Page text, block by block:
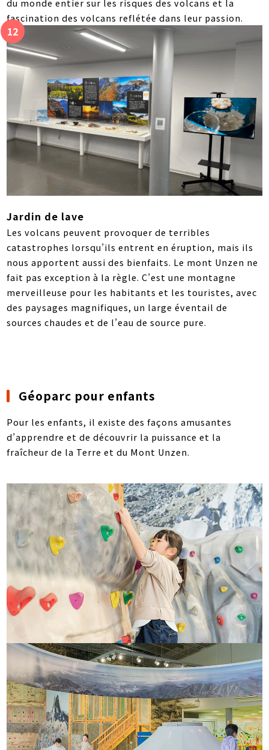
du monde entier sur les risques des volcans et la
fascination des volcans reflétée dans leur passion.
Jardin de lave
Les volcans peuvent provoquer de terribles
catastrophes lorsqu’ils entrent en éruption, mais ils
nous apportent aussi des bienfaits. Le mont Unzen ne
fait pas exception à la règle. C’est une montagne
merveilleuse pour les habitants et les touristes, avec
des paysages magnifiques, un large éventail de
sources chaudes et de l’eau de source pure.
Géoparc pour enfants
Pour les enfants, il existe des façons amusantes
d’apprendre et de découvrir la puissance et la
fraîcheur de la Terre et du Mont Unzen.